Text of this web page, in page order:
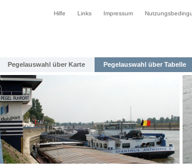
Hilfe Links Impressum
Pegelauswahl über Karte Pegelauswahl über Tabelle